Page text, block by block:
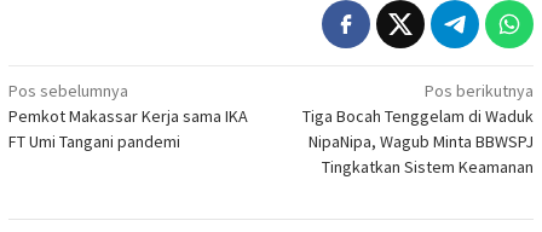
Navigasi
pos
Pos sebelumnya
Pemkot Makassar Kerja sama IKA
FT Umi Tangani pandemi
Pos berikutnya
Tiga Bocah Tenggelam di Waduk
NipaNipa, Wagub Minta BBWSPJ
Tingkatkan Sistem Keamanan